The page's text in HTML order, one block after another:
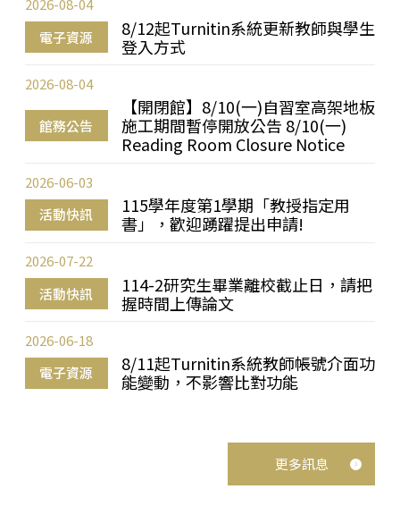
電子資源
8/12起Turnitin系統更新教師與學生
登入方式
2026-08-04
館務公告
【開閉館】8/10(一)自習室高架地板
施工期間暫停開放公告 8/10(一)
Reading Room Closure Notice
2026-08-04
活動快訊
115學年度第1學期「教授指定用
書」，歡迎踴躍提出申請!
2026-06-03
活動快訊
114-2研究生畢業離校截止日，請把
握時間上傳論文
2026-07-22
電子資源
8/11起Turnitin系統教師帳號介面功
能變動，不影響比對功能
2026-06-18
更多訊息